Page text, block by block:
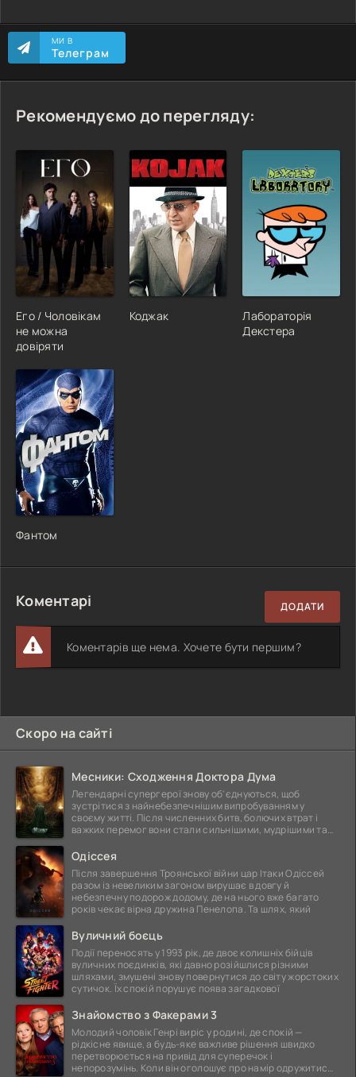
МИ В
Телеграм
Рекомендуємо до перегляду:
Его / Чоловікам
не можна
довіряти
Коджак
Лабораторія
Декстера
Фантом
Коментарі ДОДАТИ
Коментарів ще нема. Хочете бути першим?
Скоро на сайті
Месники: Сходження Доктора Дума
Легендарні супергерої знову об'єднуються, щоб
зустрітися з найнебезпечнішим випробуванням у
своєму житті. Після численних битв, болючих втрат і
важких перемог вони стали сильнішими, мудрішими та
Одіссея
Після завершення Троянської війни цар Ітаки Одіссей
разом із невеликим загоном вирушає в довгу й
небезпечну подорож додому, де на нього вже багато
років чекає вірна дружина Пенелопа. Та шлях, який
Вуличний боєць
Події переносять у 1993 рік, де двоє колишніх бійців
вуличних поєдинків, які давно розійшлися різними
шляхами, змушені знову повернутися до світу жорстоких
сутичок. Їх спокій порушує поява загадкової
Знайомство з Факерами 3
Молодий чоловік Генрі виріс у родині, де спокій —
рідкісне явище, а будь-яке важливе рішення швидко
перетворюється на привід для суперечок і
непорозумінь. Коли він оголошує про намір одружитися,